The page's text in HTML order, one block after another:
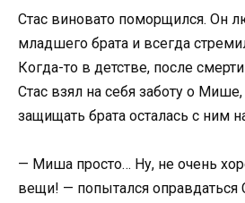
Стас виновато поморщился. Он
младшего брата и всегда
Когда-то в детстве, после
Стас взял на себя заботу о
защищать брата осталась с ним
— Миша просто… Ну, не очень
вещи! — попытался оправдаться